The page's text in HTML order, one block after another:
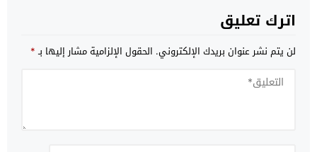
اترك تعليق
لن يتم نشر عنوان بريدك الإلكتروني. الحقول الإلزامية مشار إليها بـ*